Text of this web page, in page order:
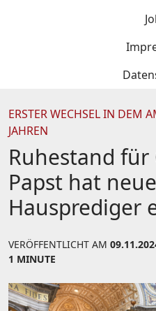
ERSTER WECHSEL IN DEM
JAHREN
Ruhestand für
Papst hat
Hausprediger
VERÖFFENTLICHT AM
1 MINUTE